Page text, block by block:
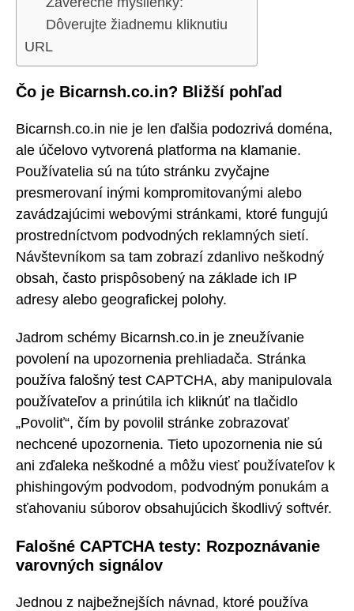
Dôverujte žiadnemu kliknutiu
URL
Čo je Bicarnsh.co.in? Bližší pohľad
Bicarnsh.co.in nie je len ďalšia podozrivá doména,
ale účelovo vytvorená platforma na klamanie.
Používatelia sú na túto stránku zvyčajne
presmerovaní inými kompromitovanými alebo
zavádzajúcimi webovými stránkami, ktoré fungujú
prostredníctvom podvodných reklamných sietí.
Návštevníkom sa tam zobrazí zdanlivo neškodný
obsah, často prispôsobený na základe ich IP
adresy alebo geografickej polohy.
Jadrom schémy Bicarnsh.co.in je zneužívanie
povolení na upozornenia prehliadača. Stránka
používa falošný test CAPTCHA, aby manipulovala
používateľov a prinútila ich kliknúť na tlačidlo
„Povoliť“, čím by povolil stránke zobrazovať
nechcené upozornenia. Tieto upozornenia nie sú
ani zďaleka neškodné a môžu viesť používateľov k
phishingovým podvodom, podvodným ponukám a
sťahovaniu súborov obsahujúcich škodlivý softvér.
Falošné CAPTCHA testy: Rozpoznávanie
varovných signálov
Jednou z najbežnejších návnad, ktoré používa